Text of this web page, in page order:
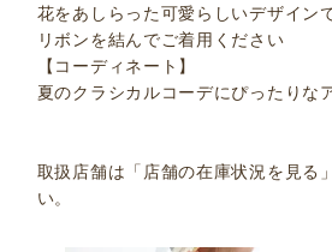
花をあしらった可愛らしいデザイン
リボンを結んでご着用ください
【コーディネート】
夏のクラシカルコーデにぴったりな
取扱店舗は「店舗の在庫状況を見る
い。